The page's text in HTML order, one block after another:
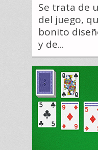
Se trata de
del juego,
bonito
y de...